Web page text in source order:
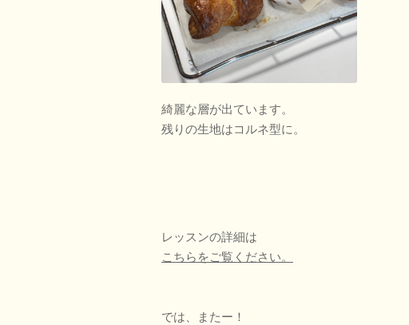
綺麗な層が出ています。
残りの生地はコルネ型に。
レッスンの詳細は
こちらをご覧ください。
では、またー！